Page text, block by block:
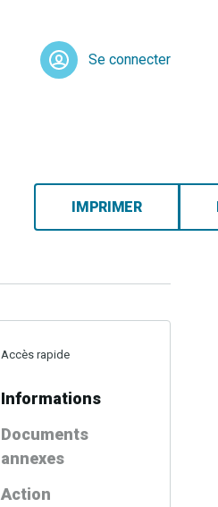
Se connecter
IMPRIMER
Accès rapide
Informations
Documents
annexes
Action